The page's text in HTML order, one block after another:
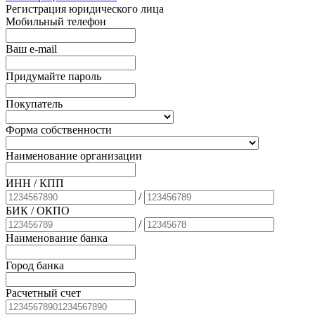
Регистрация юридического лица
Мобильный телефон
Ваш e-mail
Придумайте пароль
Покупатель
Форма собственности
Наименование организации
ИНН / КПП
/
БИК / ОКПО
/
Наименование банка
Город банка
Расчетный счет